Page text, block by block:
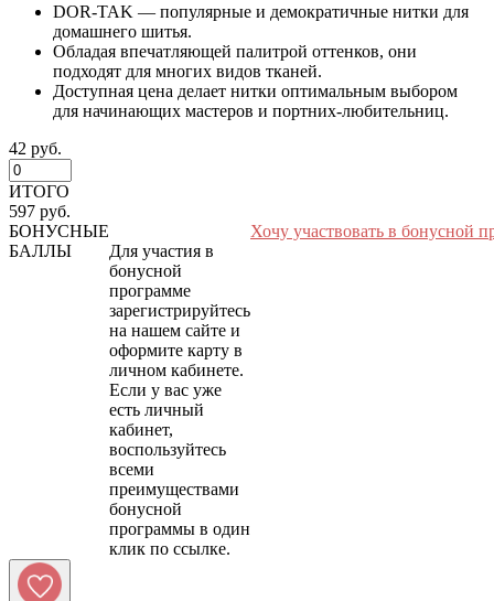
DOR-TAK — популярные и демократичные нитки для
домашнего шитья.
Обладая впечатляющей палитрой оттенков, они
подходят для многих видов тканей.
Доступная цена делает нитки оптимальным выбором
для начинающих мастеров и портних-любительниц.
42 руб.
ИТОГО
597 руб.
БОНУСНЫЕ
БАЛЛЫ
Для участия в
бонусной
программе
зарегистрируйтесь
на нашем сайте и
оформите карту в
личном кабинете.
Если у вас уже
есть личный
кабинет,
воспользуйтесь
всеми
преимуществами
бонусной
программы в один
Хочу участвовать в бонусной